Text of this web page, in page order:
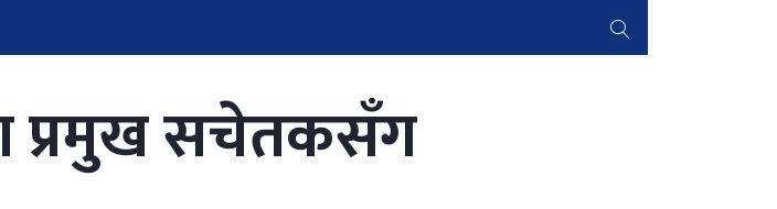
प्रमुख सचेतकसँग